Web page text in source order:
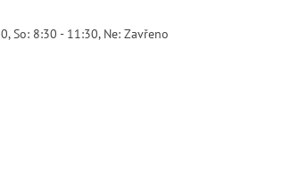
So: 8:30 - 11:30, Ne: Zavřeno